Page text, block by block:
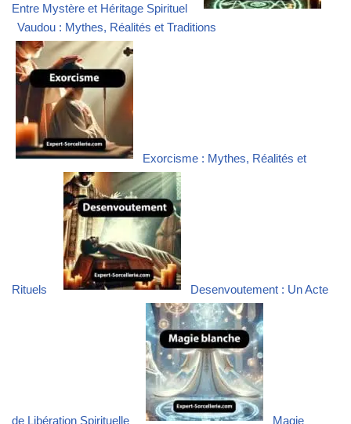
Entre Mystère et Héritage Spirituel
Vaudou : Mythes, Réalités et Traditions
Exorcisme : Mythes, Réalités et
Rituels Desenvoutement : Un Acte
de Libération Spirituelle Magie